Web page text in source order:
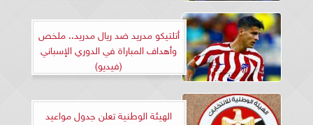
أتلتيكو مدريد ضد ريال مدريد.. ملخص
وأهداف المباراة في الدوري الإسباني
(فيديو)
الهيئة الوطنية تعلن جدول مواعيد